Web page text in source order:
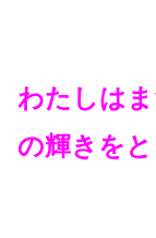
わたしはま
の輝きをと